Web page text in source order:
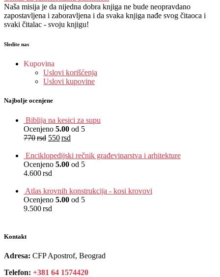
Naša misija je da nijedna dobra knjiga ne bude neopravdano
zapostavljena i zaboravljena i da svaka knjiga nađe svog čitaoca i
svaki čitalac - svoju knjigu!
Sledite nas
Kupovina
Uslovi korišćenja
Uslovi kupovine
Najbolje ocenjene
Biblija na kesici za supu
Ocenjeno 5.00 od 5
770rsd 550rsd
Enciklopedijski rečnik građevinarstva i arhitekture
Ocenjeno 5.00 od 5
4.600rsd
Atlas krovnih konstrukcija - kosi krovovi
Ocenjeno 5.00 od 5
9.500rsd
Kontakt
Adresa: CFP Apostrof, Beograd
Telefon: +381 64 1574420